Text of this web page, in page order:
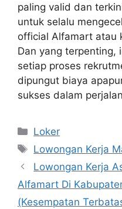
paling valid dan
untuk selalu
official Alfamart atau
Dan yang terpenting,
setiap proses
dipungut biaya
sukses dalam
Kategori
Loker
Tag
Lowongan Kerja
Lowongan Kerja
Alfamart Di
(Kesempatan